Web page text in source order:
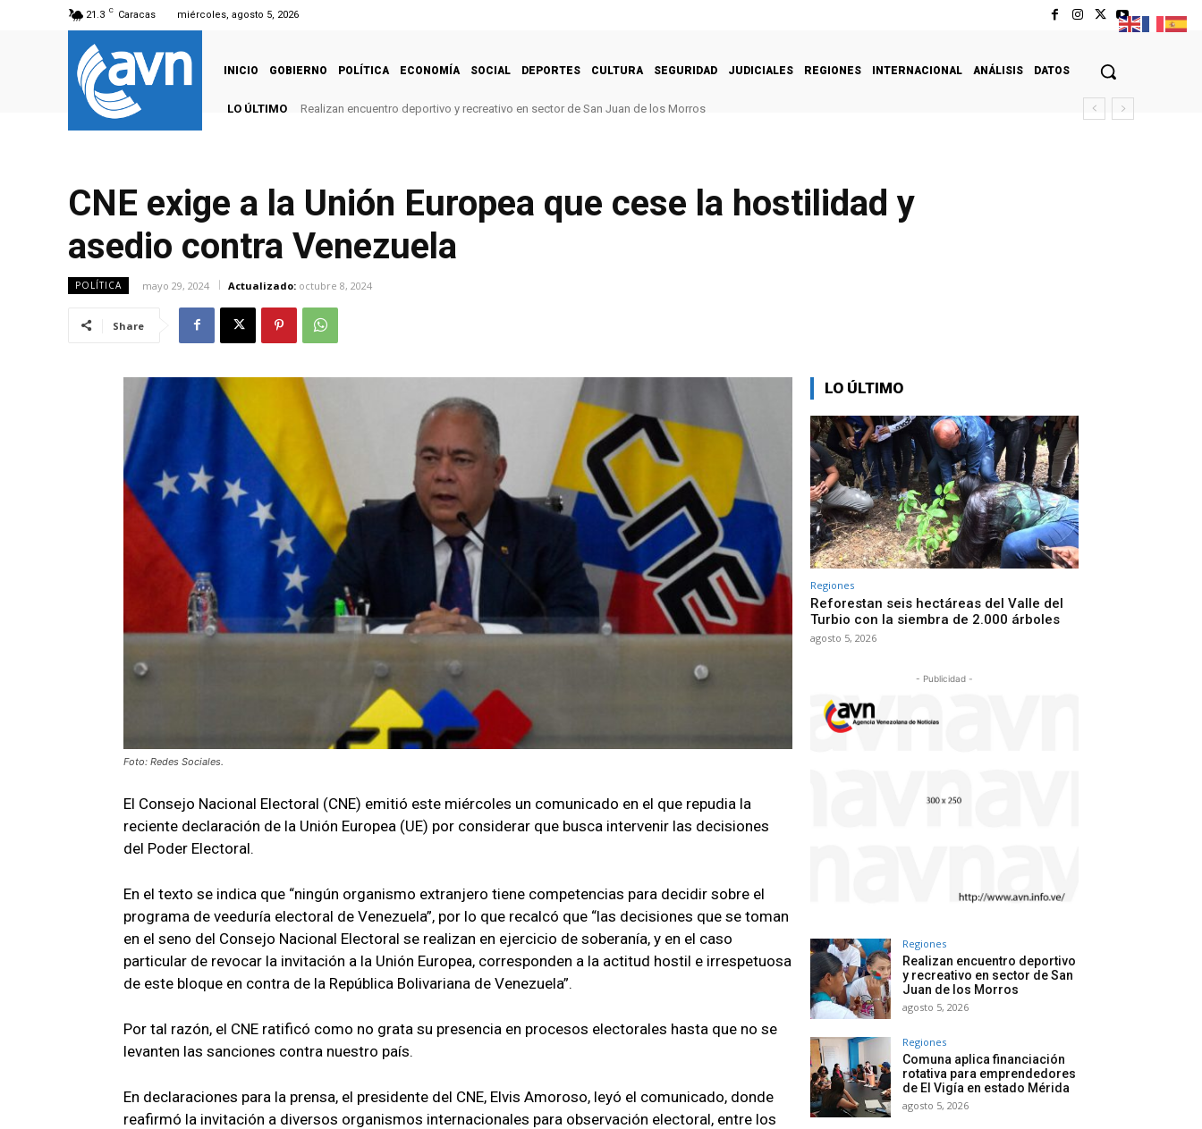
21.3 C Caracas miércoles, agosto 5, 2026
INICIO GOBIERNO POLÍTICA ECONOMÍA SOCIAL DEPORTES CULTURA SEGURIDAD JUDICIALES REGIONES INTERNACIONAL ANÁLISIS DATOS
LO ÚLTIMO Realizan encuentro deportivo y recreativo en sector de San Juan de los Morros
CNE exige a la Unión Europea que cese la hostilidad y
asedio contra Venezuela
POLÍTICA mayo 29, 2024 Actualizado: octubre 8, 2024
Share
Foto: Redes Sociales.
El Consejo Nacional Electoral (CNE) emitió este miércoles un comunicado en el que repudia la
reciente declaración de la Unión Europea (UE) por considerar que busca intervenir las decisiones
del Poder Electoral.
En el texto se indica que “ningún organismo extranjero tiene competencias para decidir sobre el
programa de veeduría electoral de Venezuela”, por lo que recalcó que “las decisiones que se toman
en el seno del Consejo Nacional Electoral se realizan en ejercicio de soberanía, y en el caso
particular de revocar la invitación a la Unión Europea, corresponden a la actitud hostil e irrespetuosa
de este bloque en contra de la República Bolivariana de Venezuela”.
Por tal razón, el CNE ratificó como no grata su presencia en procesos electorales hasta que no se
levanten las sanciones contra nuestro país.
En declaraciones para la prensa, el presidente del CNE, Elvis Amoroso, leyó el comunicado, donde
reafirmó la invitación a diversos organismos internacionales para observación electoral, entre los
LO ÚLTIMO
Regiones
Reforestan seis hectáreas del Valle del
Turbio con la siembra de 2.000 árboles
agosto 5, 2026
- Publicidad -
Regiones
Realizan encuentro deportivo
y recreativo en sector de San
Juan de los Morros
agosto 5, 2026
Regiones
Comuna aplica financiación
rotativa para emprendedores
de El Vigía en estado Mérida
agosto 5, 2026